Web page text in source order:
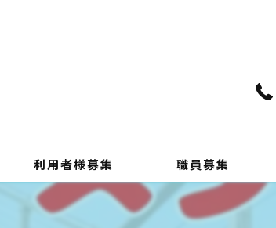
利用者様募集 職員募集